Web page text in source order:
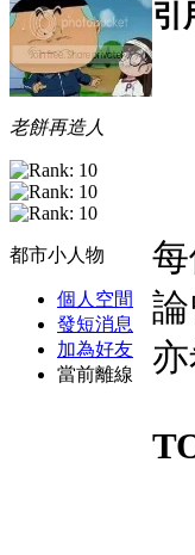
老餅再造人
都市小人物
個人空間
發短消息
加為好友
當前離線
引